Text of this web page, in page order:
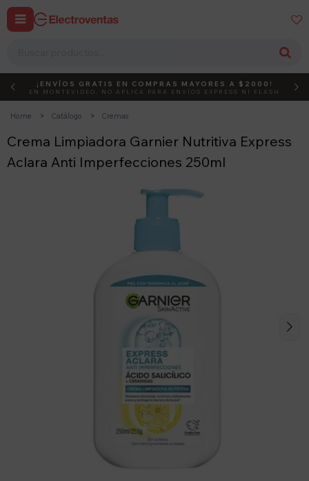
 
DEBUT ACTIVÁ EL CÓDIGO
¡ENVÍOS GRATIS EN COMPRAS MAYORES A $2000!
EN MONTEVIDEO, NO APLICA PARA ENVÍOS EXPRESS NI FLASH
Home Catálogo Cremas
Crema Limpiadora Garnier Nutritiva Express
Aclara Anti Imperfecciones 250ml